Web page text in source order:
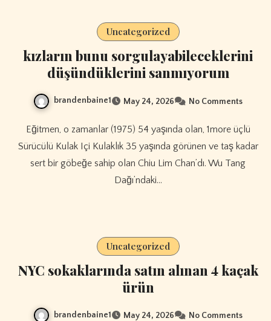
Uncategorized
kızların bunu sorgulayabileceklerini
düşündüklerini sanmıyorum
brandenbaine1 May 24, 2026 No Comments
Eğitmen, o zamanlar (1975) 54 yaşında olan, 1more üçlü
Sürücülü Kulak Içi Kulaklık 35 yaşında görünen ve taş kadar
sert bir göbeğe sahip olan Chiu Lim Chan’dı. Wu Tang
Dağı’ndaki…
Uncategorized
NYC sokaklarında satın alınan 4 kaçak
ürün
brandenbaine1 May 24, 2026 No Comments